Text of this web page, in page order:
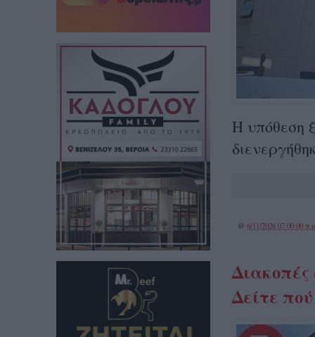
Η υπόθεση
@ 6/11/2026 07:00:00
Διακοπές
Δείτε